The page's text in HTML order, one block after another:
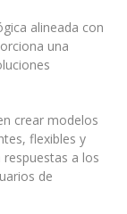
alineada con
una
crear modelos
flexibles y
a los
de